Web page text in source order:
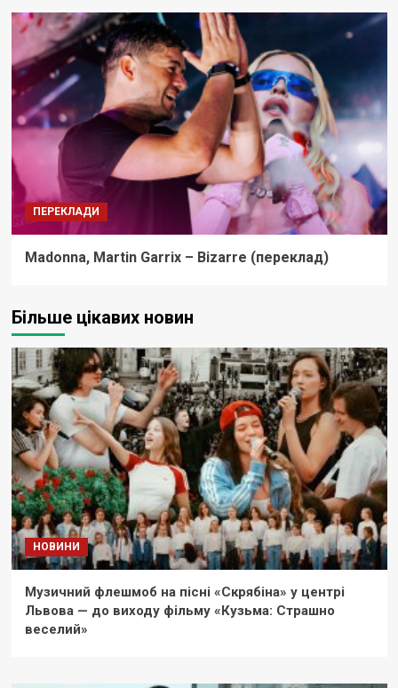
ПЕРЕКЛАДИ
Madonna, Martin Garrix – Bizarre (переклад)
Більше цікавих новин
НОВИНИ
Музичний флешмоб на пісні «Скрябіна» у центрі
Львова — до виходу фільму «Кузьма: Страшно
веселий»